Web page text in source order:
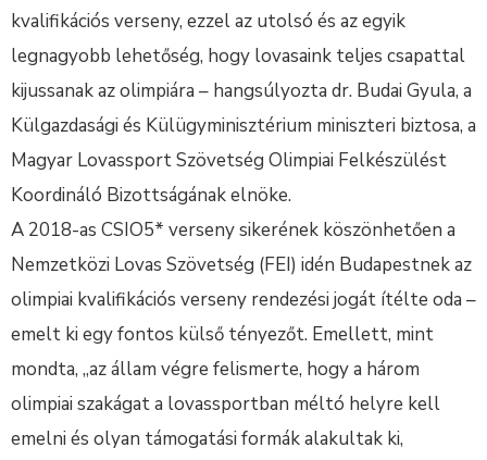
kvalifikációs verseny, ezzel az utolsó és az egyik
legnagyobb lehetőség, hogy lovasaink teljes csapattal
kijussanak az olimpiára – hangsúlyozta dr. Budai Gyula, a
Külgazdasági és Külügyminisztérium miniszteri biztosa, a
Magyar Lovassport Szövetség Olimpiai Felkészülést
Koordináló Bizottságának elnöke.
A 2018-as CSIO5* verseny sikerének köszönhetően a
Nemzetközi Lovas Szövetség (FEI) idén Budapestnek az
olimpiai kvalifikációs verseny rendezési jogát ítélte oda –
emelt ki egy fontos külső tényezőt. Emellett, mint
mondta, „az állam végre felismerte, hogy a három
olimpiai szakágat a lovassportban méltó helyre kell
emelni és olyan támogatási formák alakultak ki,